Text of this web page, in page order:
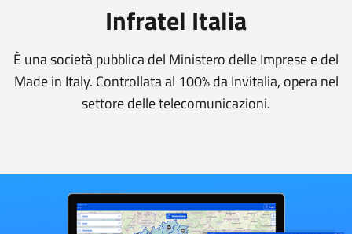
Infratel Italia
È una società pubblica del Ministero delle Imprese e del
Made in Italy. Controllata al 100% da Invitalia, opera nel
settore delle telecomunicazioni.